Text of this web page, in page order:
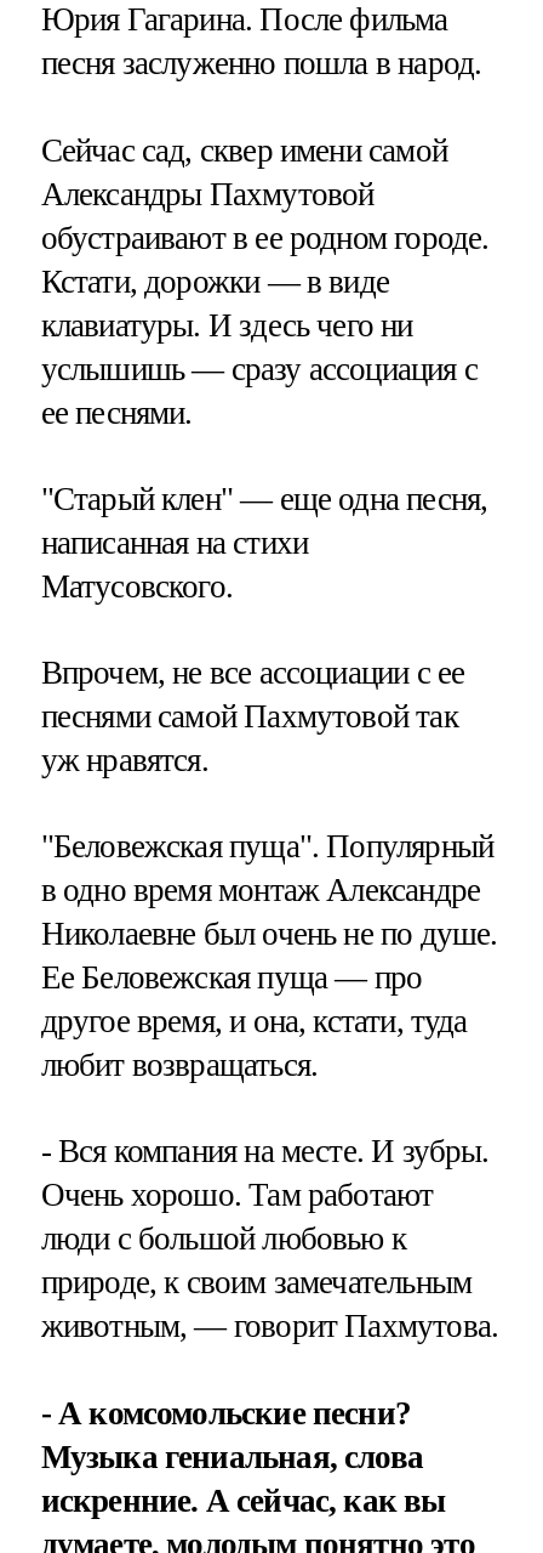
Юрия Гагарина. После фильма
песня заслуженно пошла в народ.
Сейчас сад, сквер имени самой
Александры Пахмутовой
обустраивают в ее родном городе.
Кстати, дорожки — в виде
клавиатуры. И здесь чего ни
услышишь — сразу ассоциация с
ее песнями.
"Старый клен" — еще одна песня,
написанная на стихи
Матусовского.
Впрочем, не все ассоциации с ее
песнями самой Пахмутовой так
уж нравятся.
"Беловежская пуща". Популярный
в одно время монтаж Александре
Николаевне был очень не по душе.
Ее Беловежская пуща — про
другое время, и она, кстати, туда
любит возвращаться.
- Вся компания на месте. И зубры.
Очень хорошо. Там работают
люди с большой любовью к
природе, к своим замечательным
животным, — говорит Пахмутова.
- А комсомольские песни?
Музыка гениальная, слова
искренние. А сейчас, как вы
думаете, молодым понятно это